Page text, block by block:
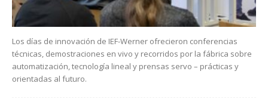
Los días de innovación de IEF-Werner ofrecieron conferencias
técnicas, demostraciones en vivo y recorridos por la fábrica sobre
automatización, tecnología lineal y prensas servo – prácticas y
orientadas al futuro.